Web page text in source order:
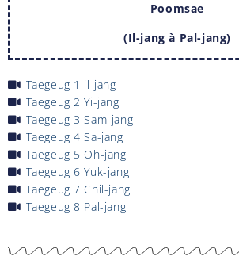
Poomsae
(Il-jang à Pal-jang)
Taegeug 1 il-jang
Taegeug 2 Yi-jang
Taegeug 3 Sam-jang
Taegeug 4 Sa-jang
Taegeug 5 Oh-jang
Taegeug 6 Yuk-jang
Taegeug 7 Chil-jang
Taegeug 8 Pal-jang